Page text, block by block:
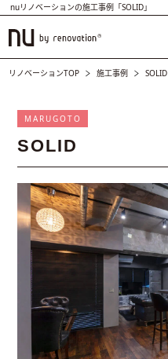
nuリノベーションの施工事例「SOLID」
リノベーションTOP 施工事例 SOLID
MARUGOTO
SOLID